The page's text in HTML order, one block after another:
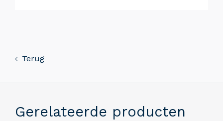
Terug
Gerelateerde producten